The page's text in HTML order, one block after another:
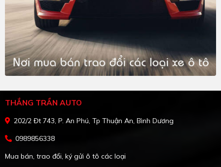
THẮNG TRẦN AUTO
202/2 Đt 743, P. An Phú, Tp Thuận An, Bình Dương
0989856338
Mua bán, trao đổi, ký gửi ô tô các loại